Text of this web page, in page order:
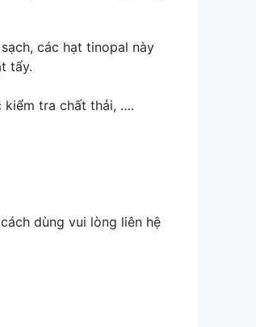
các hạt tinopal này
tẩy.
kiểm tra chất thải, ….
dùng vui lòng liên hệ